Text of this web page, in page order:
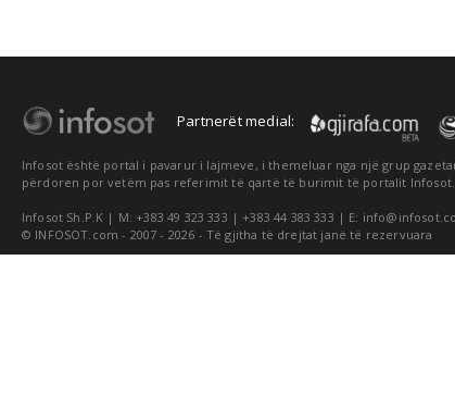
Partnerët medial:
Infosot është portal i pavarur i lajmeve, i themeluar nga një grup
përdoren por vetëm pas referimit të qartë të burimit të portalit
Infosot Sh.P.K | M: +383 49 323 333 | +383 44 383 333 | E:
© INFOSOT.com - 2007 - 2026 - Të gjitha të drejtat janë të rezervuara